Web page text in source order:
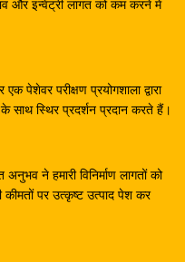
के लिए हाइड्रोलिक पंप
370-9 गियर पंप DH370-
राम पंप PSVD2
में कमी 1107079
पेशेवर परीक्षण प्रयोगशाला द्वारा
के साथ स्थिर प्रदर्शन प्रदान करते हैं।
ने हमारी विनिर्माण लागतों को
पर उत्कृष्ट उत्पाद पेश कर